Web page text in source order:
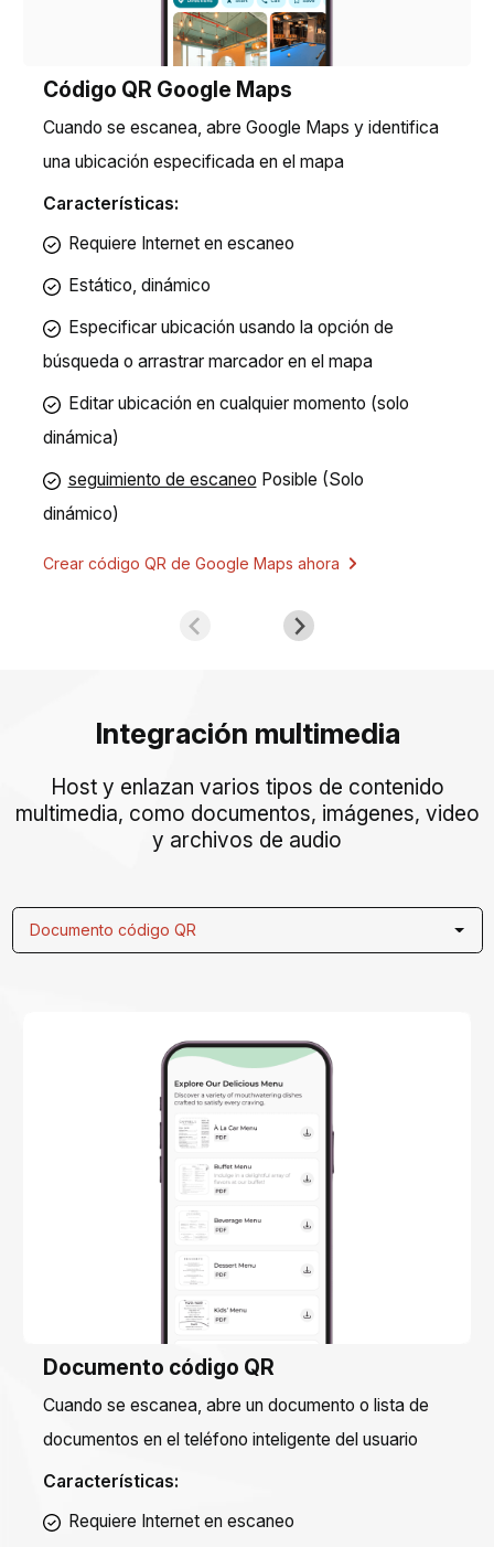
Código QR Google Maps
Cuando se escanea, abre Google Maps y identifica
una ubicación especificada en el mapa
Características:
Requiere Internet en escaneo
Estático, dinámico
Especificar ubicación usando la opción de
búsqueda o arrastrar marcador en el mapa
Editar ubicación en cualquier momento (solo
dinámica)
seguimiento de escaneo Posible (Solo
dinámico)
Crear código QR de Google Maps ahora
Integración multimedia
Host y enlazan varios tipos de contenido
multimedia, como documentos, imágenes, video
y archivos de audio
Documento código QR
Documento código QR
Cuando se escanea, abre un documento o lista de
documentos en el teléfono inteligente del usuario
Características:
Requiere Internet en escaneo